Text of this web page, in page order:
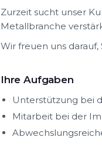
Zurzeit sucht unser
Metallbranche
Wir freuen uns
Ihre Aufgaben
Unterstützung bei
Mitarbeit bei der